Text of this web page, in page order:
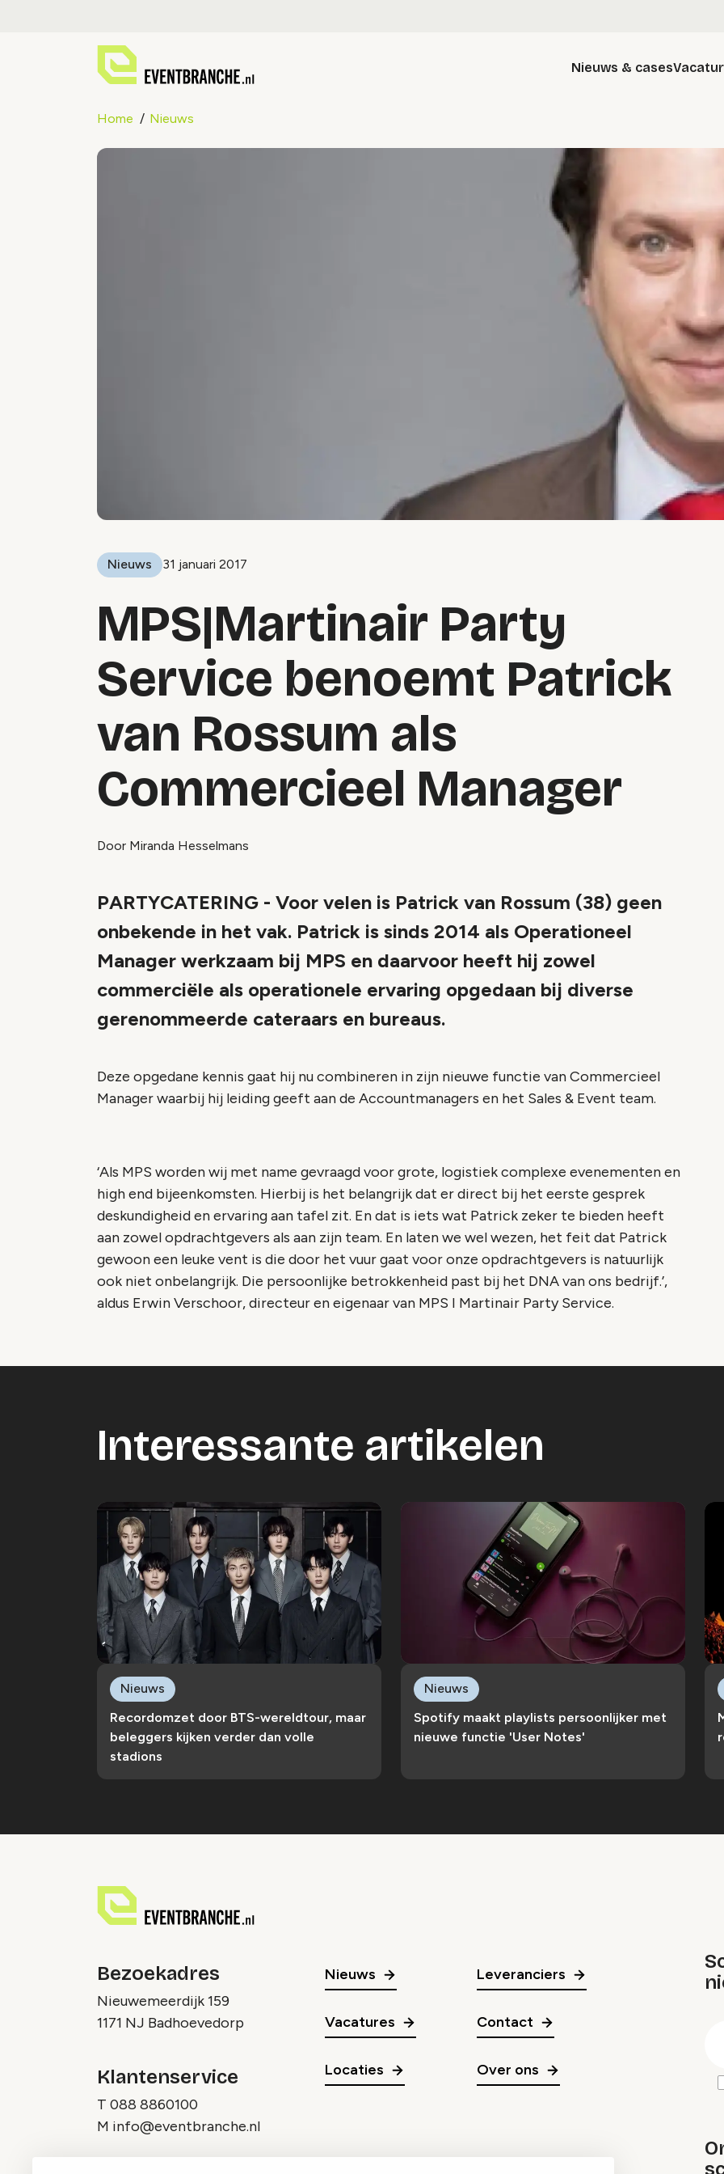
Nieuws & cases
Home Nieuws
Nieuws 31 januari 2017
MPS|Martinair Party
Service benoemt Patrick
van Rossum als
Commercieel Manager
Door Miranda Hesselmans
PARTYCATERING - Voor velen is Patrick van Rossum (38) geen
onbekende in het vak. Patrick is sinds 2014 als Operationeel
Manager werkzaam bij MPS en daarvoor heeft hij zowel
commerciële als operationele ervaring opgedaan bij diverse
gerenommeerde cateraars en bureaus.
Deze opgedane kennis gaat hij nu combineren in zijn nieuwe functie van Commercieel
Manager waarbij hij leiding geeft aan de Accountmanagers en het Sales & Event team.
‘Als MPS worden wij met name gevraagd voor grote, logistiek complexe evenementen en
high end bijeenkomsten. Hierbij is het belangrijk dat er direct bij het eerste gesprek
deskundigheid en ervaring aan tafel zit. En dat is iets wat Patrick zeker te bieden heeft
aan zowel opdrachtgevers als aan zijn team. En laten we wel wezen, het feit dat Patrick
gewoon een leuke vent is die door het vuur gaat voor onze opdrachtgevers is natuurlijk
ook niet onbelangrijk. Die persoonlijke betrokkenheid past bij het DNA van ons bedrijf.’,
aldus Erwin Verschoor, directeur en eigenaar van MPS I Martinair Party Service.
Interessante artikelen
Recordomzet door BTS-wereldtour, maar
beleggers kijken verder dan volle
stadions
Nieuws
Spotify maakt playlists persoonlijker met
nieuwe functie 'User Notes'
Nieuws
Bezoekadres
Nieuwemeerdijk 159
1171 NJ Badhoevedorp
Klantenservice
T 088 8860100
M info@eventbranche.nl
Nieuws
Vacatures
Locaties
Leveranciers
Contact
Over ons